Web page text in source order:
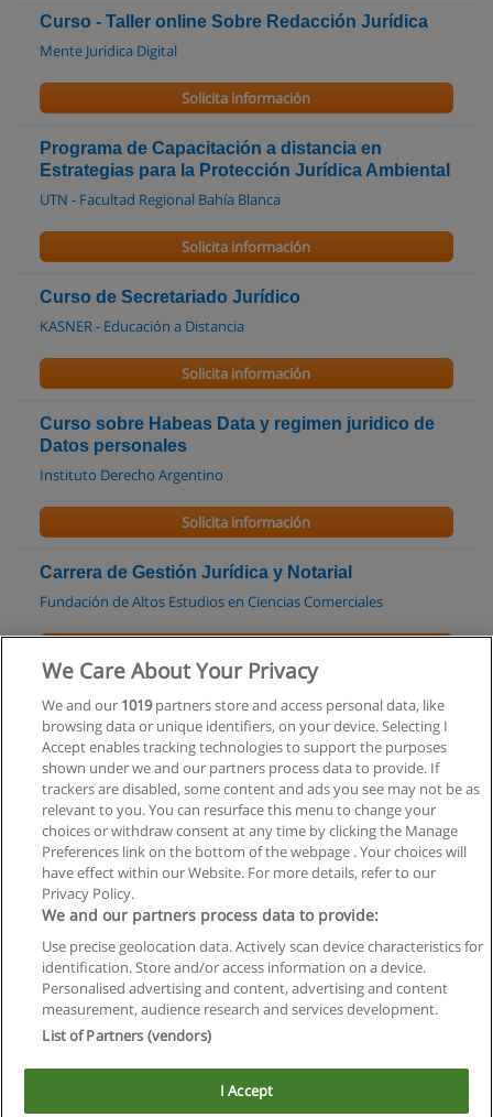
Curso - Taller online Sobre Redacción Jurídica
Mente Juridica Digital
Solicita información
Programa de Capacitación a distancia en
Estrategias para la Protección Jurídica Ambiental
UTN - Facultad Regional Bahía Blanca
Solicita información
Curso de Secretariado Jurídico
KASNER - Educación a Distancia
Solicita información
Curso sobre Habeas Data y regimen juridico de
Datos personales
Instituto Derecho Argentino
Solicita información
Carrera de Gestión Jurídica y Notarial
Fundación de Altos Estudios en Ciencias Comerciales
Carrera en Abogacía
UM - Universidad Maimónides
Solicita información
Privacidad de datos
Contactar con Educaedu
Copyright © Educaedu Business S.L. - CIF : B-95610580: -
We Care About Your Privacy
We and our 1019partners store and access personal data, like
browsing data or unique identifiers, on your device. Selecting I
Accept enables tracking technologies to support the purposes
shown under we and our partners process data to provide. If
trackers are disabled, some content and ads you see may not be as
relevant to you. You can resurface this menu to change your
choices or withdraw consent at any time by clicking the Manage
Preferences link on the bottom of the webpage . Your choices will
have effect within our Website. For more details, refer to our
Privacy Policy.
We and our partners process data to provide:
Use precise geolocation data. Actively scan device characteristics for
identification. Store and/or access information on a device.
Personalised advertising and content, advertising and content
measurement, audience research and services development.
List of Partners (vendors)
I Accept